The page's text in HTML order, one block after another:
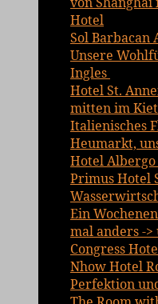
Hotel
Sol Barbacan
Unsere
Ingles
Hotel St.
mitten im
Italienisches
Heumarkt,
Hotel
Primus Hotel
Ein
mal anders -
Congress
Nhow Hotel
Perfektion